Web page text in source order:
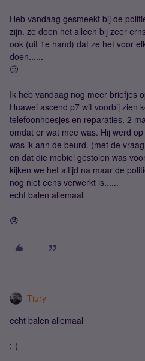
Heb vandaag gesmeekt bij de
zijn. ze doen het alleen bij zeer
ook (uit 1e hand) dat ze het voor
doen......
🙂
Ik heb vandaag nog meer briefjes
Huawei ascend p7 wit voorbij zien
telefoonhoesjes en reparaties. 2
omdat er wat mee was. Hij werd
was ik aan de beurd. (met de
en dat die mobiel gestolen was
kijken we het altijd na maar de
nog niet eens verwerkt is......
echt balen allemaal
😞
Tiury
echt balen allemaal
:-(